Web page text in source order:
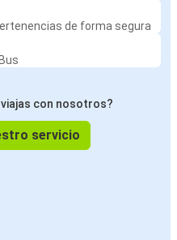
de forma segura
viajas con nosotros?
servicio